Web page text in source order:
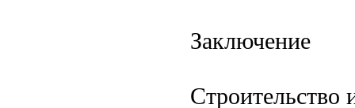
Заключение
Строительство